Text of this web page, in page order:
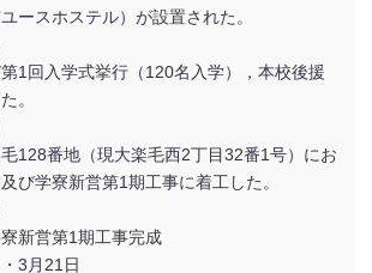
ースホステル）が設置された。
1回入学式挙行（120名入学），本校後援
。
128番地（現大楽毛西2丁目32番1号）にお
び学寮新営第1期工事に着工した。
新営第1期工事完成
3月21日